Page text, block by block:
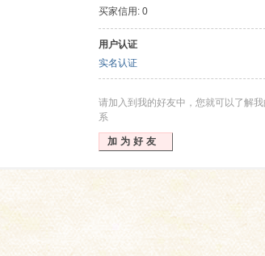
买家信用: 0
用户认证
实名认证
请加入到我的好友中，您就可以了解
系
加为好友